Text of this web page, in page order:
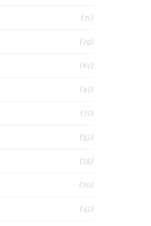
(71)
(79)
(67)
(47)
(77)
(83)
(78)
(70)
(43)